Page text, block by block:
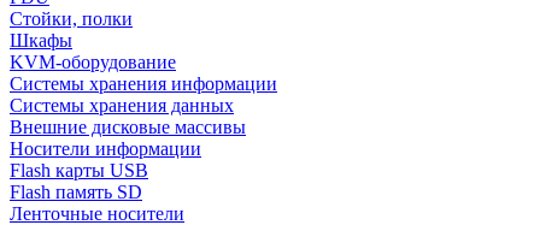
Стойки, полки
Шкафы
KVM-оборудование
Системы хранения информации
Системы хранения данных
Внешние дисковые массивы
Носители информации
Flash карты USB
Flash память SD
Ленточные носители